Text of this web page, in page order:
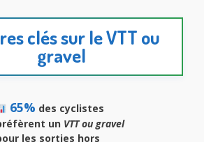
clés sur le VTT ou
gravel
65% des cyclistes
un VTT ou gravel
les sorties hors